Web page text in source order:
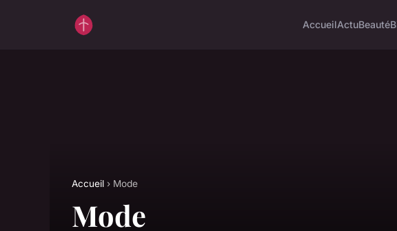
AccueilActuBeauté
Accueil › Mode
Mode